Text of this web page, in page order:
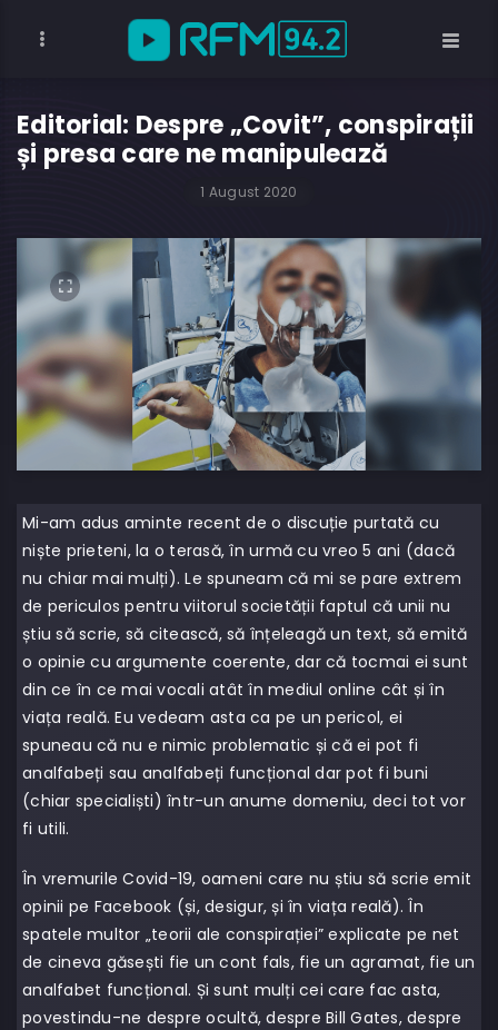
Editorial: Despre „Covit”, conspirații
și presa care ne manipulează
1 August 2020
Mi-am adus aminte recent de o discuție purtată cu
niște prieteni, la o terasă, în urmă cu vreo 5 ani (dacă
nu chiar mai mulți). Le spuneam că mi se pare extrem
de periculos pentru viitorul societății faptul că unii nu
știu să scrie, să citească, să înțeleagă un text, să emită
o opinie cu argumente coerente, dar că tocmai ei sunt
din ce în ce mai vocali atât în mediul online cât și în
viața reală. Eu vedeam asta ca pe un pericol, ei
spuneau că nu e nimic problematic și că ei pot fi
analfabeți sau analfabeți funcțional dar pot fi buni
(chiar specialiști) într-un anume domeniu, deci tot vor
fi utili.
În vremurile Covid-19, oameni care nu știu să scrie emit
opinii pe Facebook (și, desigur, și în viața reală). În
spatele multor „teorii ale conspirației” explicate pe net
de cineva găsești fie un cont fals, fie un agramat, fie un
analfabet funcțional. Și sunt mulți cei care fac asta,
povestindu-ne despre ocultă, despre Bill Gates, despre